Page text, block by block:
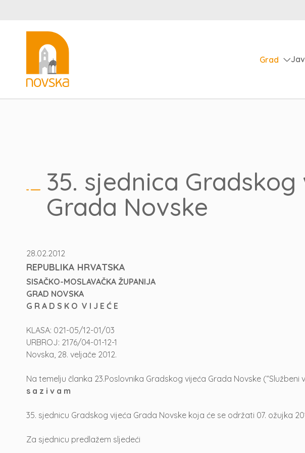
Grad
35. sjednica Gradskog
Grada Novske
28.02.2012
REPUBLIKA HRVATSKA
SISAČKO-MOSLAVAČKA ŽUPANIJA
GRAD NOVSKA
G R A D S K O V I J E Ć E
KLASA: 021-05/12-01/03
URBROJ: 2176/04-01-12-1
Novska, 28. veljače 2012.
Na temelju članka 23.Poslovnika Gradskog vijeća Grada Novske (“Službeni
s a z i v a m
35. sjednicu Gradskog vijeća Grada Novske koja će se održati 07. ožujka
Za sjednicu predlažem sljedeći